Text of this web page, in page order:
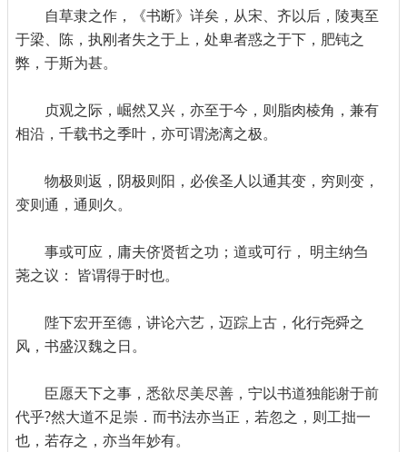
自草隶之作，《书断》详矣，从宋、齐以后，陵夷至
于梁、陈，执刚者失之于上，处卑者惑之于下，肥钝之
弊，于斯为甚。
贞观之际，崛然又兴，亦至于今，则脂肉棱角，兼有
相沿，千载书之季叶，亦可谓浇漓之极。
物极则返，阴极则阳，必俟圣人以通其变，穷则变，
变则通，通则久。
事或可应，庸夫侪贤哲之功；道或可行， 明主纳刍
荛之议： 皆谓得于时也。
陛下宏开至德，讲论六艺，迈踪上古，化行尧舜之
风，书盛汉魏之日。
臣愿天下之事，悉欲尽美尽善，宁以书道独能谢于前
代乎?然大道不足崇．而书法亦当正，若忽之，则工拙一
也，若存之，亦当年妙有。